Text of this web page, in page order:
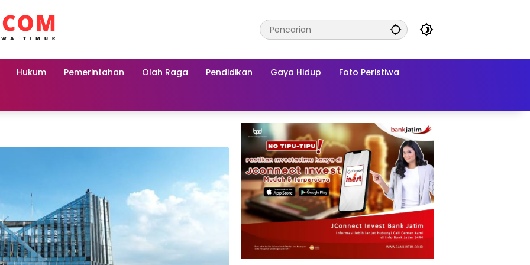
Hukum Pemerintahan Olah Raga Pendidikan Gaya Hidup Foto Peristiwa